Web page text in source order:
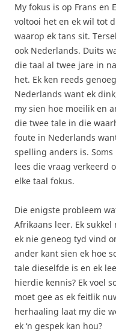
My fokus is op Frans en
voltooi het en ek wil tot
waarop ek tans sit.
ook Nederlands. Duits
die taal al twee jare in
het. Ek ken reeds
Nederlands want ek
my sien hoe moeilik en
die twee tale in die
foute in Nederlands
spelling anders is.
lees die vraag verkeerd
elke taal fokus.
Die enigste probleem
Afrikaans leer. Ek
ek nie geneog tyd vind
ander kant sien ek hoe
tale dieselfde is en ek
hierdie kennis? Ek voel
moet gee as ek feitlik
herhaaling laat my die
ek ‘n gespek kan hou?